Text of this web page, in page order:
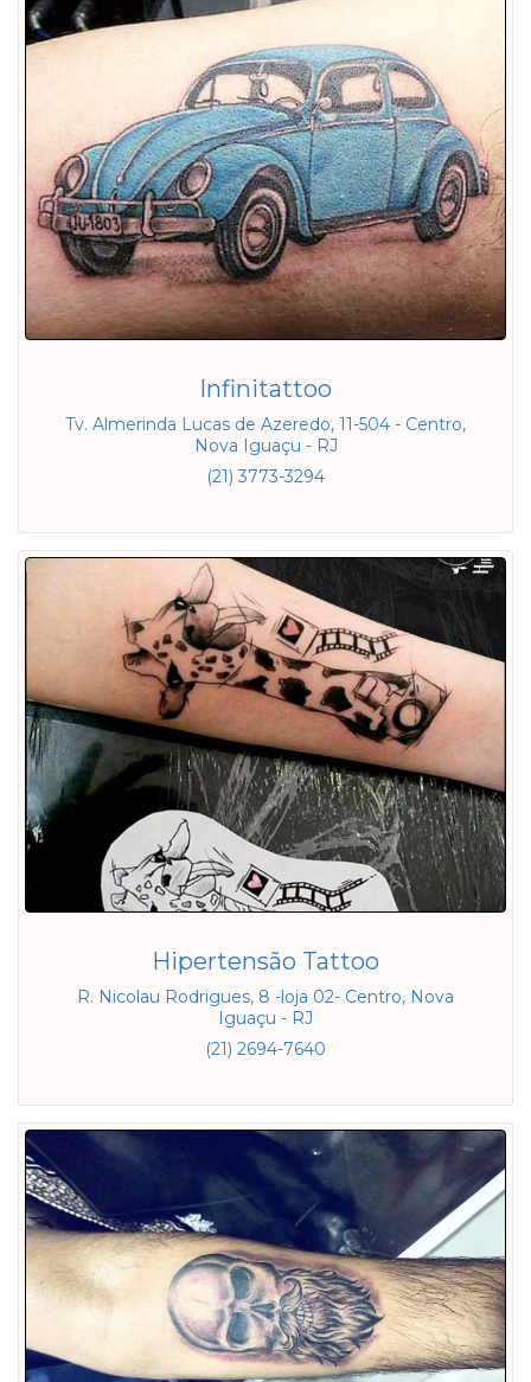
Infinitattoo
Tv. Almerinda Lucas de Azeredo, 11-504 - Centro,
Nova Iguaçu - RJ
(21) 3773-3294
Hipertensão Tattoo
R. Nicolau Rodrigues, 8 -loja 02- Centro, Nova
Iguaçu - RJ
(21) 2694-7640